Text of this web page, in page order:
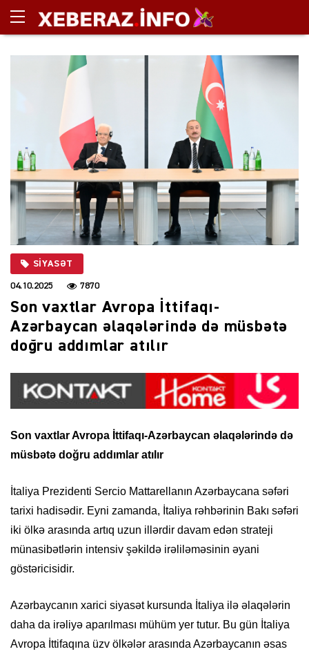
SIYASƏT
04.10.2025 7870
Son vaxtlar Avropa İttifaqı-
Azərbaycan əlaqələrində də müsbətə
doğru addımlar atılır
Son vaxtlar Avropa İttifaqı-Azərbaycan əlaqələrində də
müsbətə doğru addımlar atılır
İtaliya Prezidenti Sercio Mattarellanın Azərbaycana səfəri
tarixi hadisədir. Eyni zamanda, İtaliya rəhbərinin Bakı səfəri
iki ölkə arasında artıq uzun illərdir davam edən strateji
münasibətlərin intensiv şəkildə irəliləməsinin əyani
göstəricisidir.
Azərbaycanın xarici siyasət kursunda İtaliya ilə əlaqələrin
daha da irəliyə aparılması mühüm yer tutur. Bu gün İtaliya
Avropa İttifaqına üzv ölkələr arasında Azərbaycanın əsas